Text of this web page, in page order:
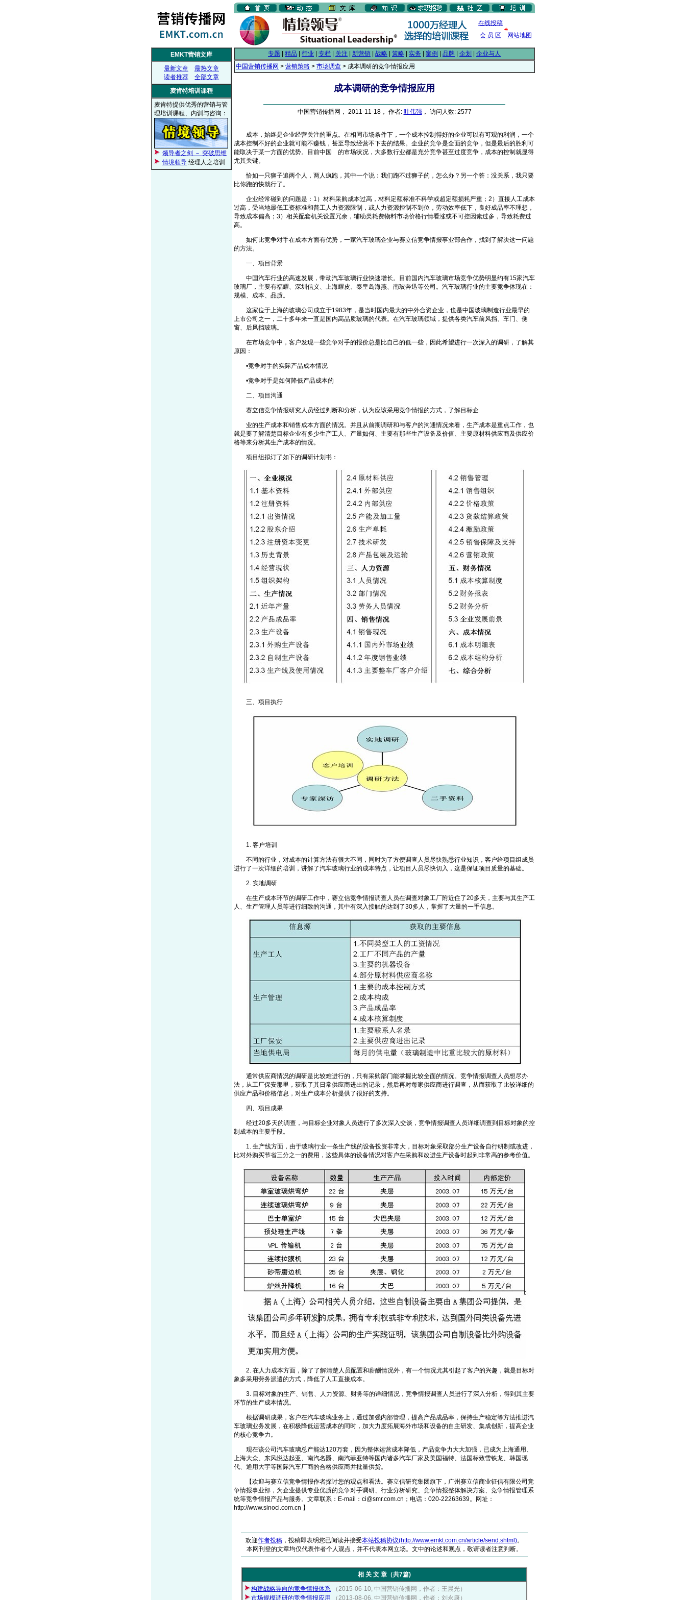
在线投稿
会 员 区
网站地图
EMKT营销文库
最新文章
最热文章
读者推荐
全部文章
麦肯特培训课程
麦肯特提供优秀的营销与管
理培训课程、内训与咨询：
领导者之剑 － 突破思维
情境领导 经理人之培训
专题 精品 行业 专栏 关注 新营销 战略 策略 实务 案例 品牌 企划
企业与人
中国营销传播网 > 营销策略 > 市场调查 > 成本调研的竞争情报应用
成本调研的竞争情报应用
中国营销传播网， 2011-11-18， 作者: 叶伟强， 访问人数: 2577
成本，始终是企业经营关注的重点。在相同市场条件下，一个成本控制得好的企业可以有可观的利润，一个
成本控制不好的企业就可能不赚钱，甚至导致经营不下去的结果。企业的竞争是全面的竞争，但是最后的胜利可
能取决于某一方面的优势。目前中国
的市场状况，大多数行业都是充分竞争甚至过度竞争，成本的控制就显得
尤其关键。
恰如一只狮子追两个人，两人疯跑，其中一个说：我们跑不过狮子的，怎么办？另一个答：没关系，我只要
比你跑的快就行了。
企业经常碰到的问题是：1）材料采购成本过高，材料定额标准不科学或超定额损耗严重；2）直接人工成本
过高，受当地最低工资标准和普工人力资源限制，或人力资源控制不到位，劳动效率低下，良好成品率不理想，
导致成本偏高；3）相关配套机关设置冗余，辅助类耗费物料市场价格行情看涨或不可控因素过多，导致耗费过
高。
如何比竞争对手在成本方面有优势，一家汽车玻璃企业与赛立信竞争情报事业部合作，找到了解决这一问题
的方法。
一、项目背景
中国汽车行业的高速发展，带动汽车玻璃行业快速增长。目前国内汽车玻璃市场竞争优势明显约有15家汽车
玻璃厂，主要有福耀、深圳信义、上海耀皮、秦皇岛海燕、南玻奔迅等公司。汽车玻璃行业的主要竞争体现在：
规模、成本、品质。
这家位于上海的玻璃公司成立于1983年，是当时国内最大的中外合资企业，也是中国玻璃制造行业最早的
上市公司之一，二十多年来一直是国内高品质玻璃的代表。在汽车玻璃领域，提供各类汽车前风挡、车门、侧
窗、后风挡玻璃。
在市场竞争中，客户发现一些竞争对手的报价总是比自己的低一些，因此希望进行一次深入的调研，了解其
原因：
•竞争对手的实际产品成本情况
•竞争对手是如何降低产品成本的
二、项目沟通
赛立信竞争情报研究人员经过判断和分析，认为应该采用竞争情报的方式，了解目标企
业的生产成本和销售成本方面的情况。并且从前期调研和与客户的沟通情况来看，生产成本是重点工作，也
就是要了解清楚目标企业有多少生产工人、产量如何、主要有那些生产设备及价值、主要原材料供应商及供应价
格等来分析其生产成本的情况。
项目组拟订了如下的调研计划书：
三、项目执行
1. 客户培训
不同的行业，对成本的计算方法有很大不同，同时为了方便调查人员尽快熟悉行业知识，客户给项目组成员
进行了一次详细的培训，讲解了汽车玻璃行业的成本特点，让项目人员尽快切入，这是保证项目质量的基础。
2. 实地调研
在生产成本环节的调研工作中，赛立信竞争情报调查人员在调查对象工厂附近住了20多天，主要与其生产工
人、生产管理人员等进行细致的沟通，其中有深入接触的达到了30多人，掌握了大量的一手信息。
通常供应商情况的调研是比较难进行的，只有采购部门能掌握比较全面的情况。竞争情报调查人员想尽办
法，从工厂保安那里，获取了其日常供应商进出的记录，然后再对每家供应商进行调查，从而获取了比较详细的
供应产品和价格信息，对生产成本分析提供了很好的支持。
四、项目成果
经过20多天的调查，与目标企业对象人员进行了多次深入交谈，竞争情报调查人员详细调查到目标对象的控
制成本的主要手段。
1. 生产线方面，由于玻璃行业一条生产线的设备投资非常大，目标对象采取部分生产设备自行研制或改进，
比对外购买节省三分之一的费用，这些具体的设备情况对客户在采购和改进生产设备时起到非常高的参考价值。
2. 在人力成本方面，除了了解清楚人员配置和薪酬情况外，有一个情况尤其引起了客户的兴趣，就是目标对
象多采用劳务派遣的方式，降低了人工直接成本。
3. 目标对象的生产、销售、人力资源、财务等的详细情况，竞争情报调查人员进行了深入分析，得到其主要
环节的生产成本情况。
根据调研成果，客户在汽车玻璃业务上，通过加强内部管理，提高产品成品率，保持生产稳定等方法推进汽
车玻璃业务发展，在积极降低运营成本的同时，加大力度拓展海外市场和设备的自主研发、集成创新，提高企业
的核心竞争力。
现在该公司汽车玻璃总产能达120万套，因为整体运营成本降低，产品竞争力大大加强，已成为上海通用、
上海大众、东风悦达起亚、南汽名爵、南汽菲亚特等国内诸多汽车厂家及美国福特、法国标致雪铁龙、韩国现
代、通用大宇等国际汽车厂商的合格供应商并批量供货。
【欢迎与赛立信竞争情报作者探讨您的观点和看法。赛立信研究集团旗下，广州赛立信商业征信有限公司竞
争情报事业部，为企业提供专业优质的竞争对手调研、行业分析研究、竞争情报整体解决方案、竞争情报管理系
统等竞争情报产品与服务。文章联系：E-mail：ci@smr.com.cn；电话：020-22263639。网址：
http://www.sinoci.com.cn 】
欢迎作者投稿 ，投稿即表明您已阅读并接受本站投稿协议(http://www.emkt.com.cn/article/send.shtml)。
本网刊登的文章均仅代表作者个人观点，并不代表本网立场。文中的论述和观点，敬请读者注意判断。
相 关 文 章（共7篇)
构建战略导向的竞争情报体系
（2015-06-10, 中国营销传播网，作者：王晨光）
市场规模调研的竞争情报应用
（2013-08-06, 中国营销传播网，作者：刘永康）